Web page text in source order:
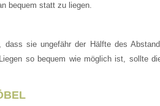
bequem statt zu liegen.
sie ungefähr der Hälfte des
so bequem wie möglich ist, sollte